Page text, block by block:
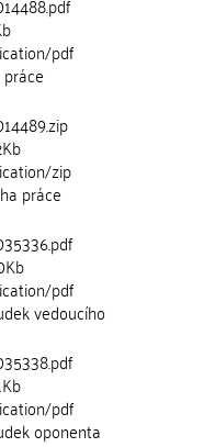
pdf
zip
práce
pdf
vedoucího
pdf
oponenta